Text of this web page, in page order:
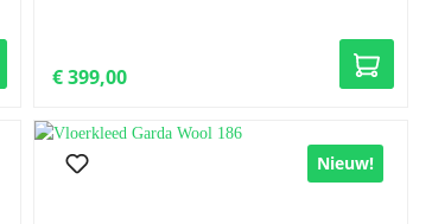
€ 399,00
Nieuw!